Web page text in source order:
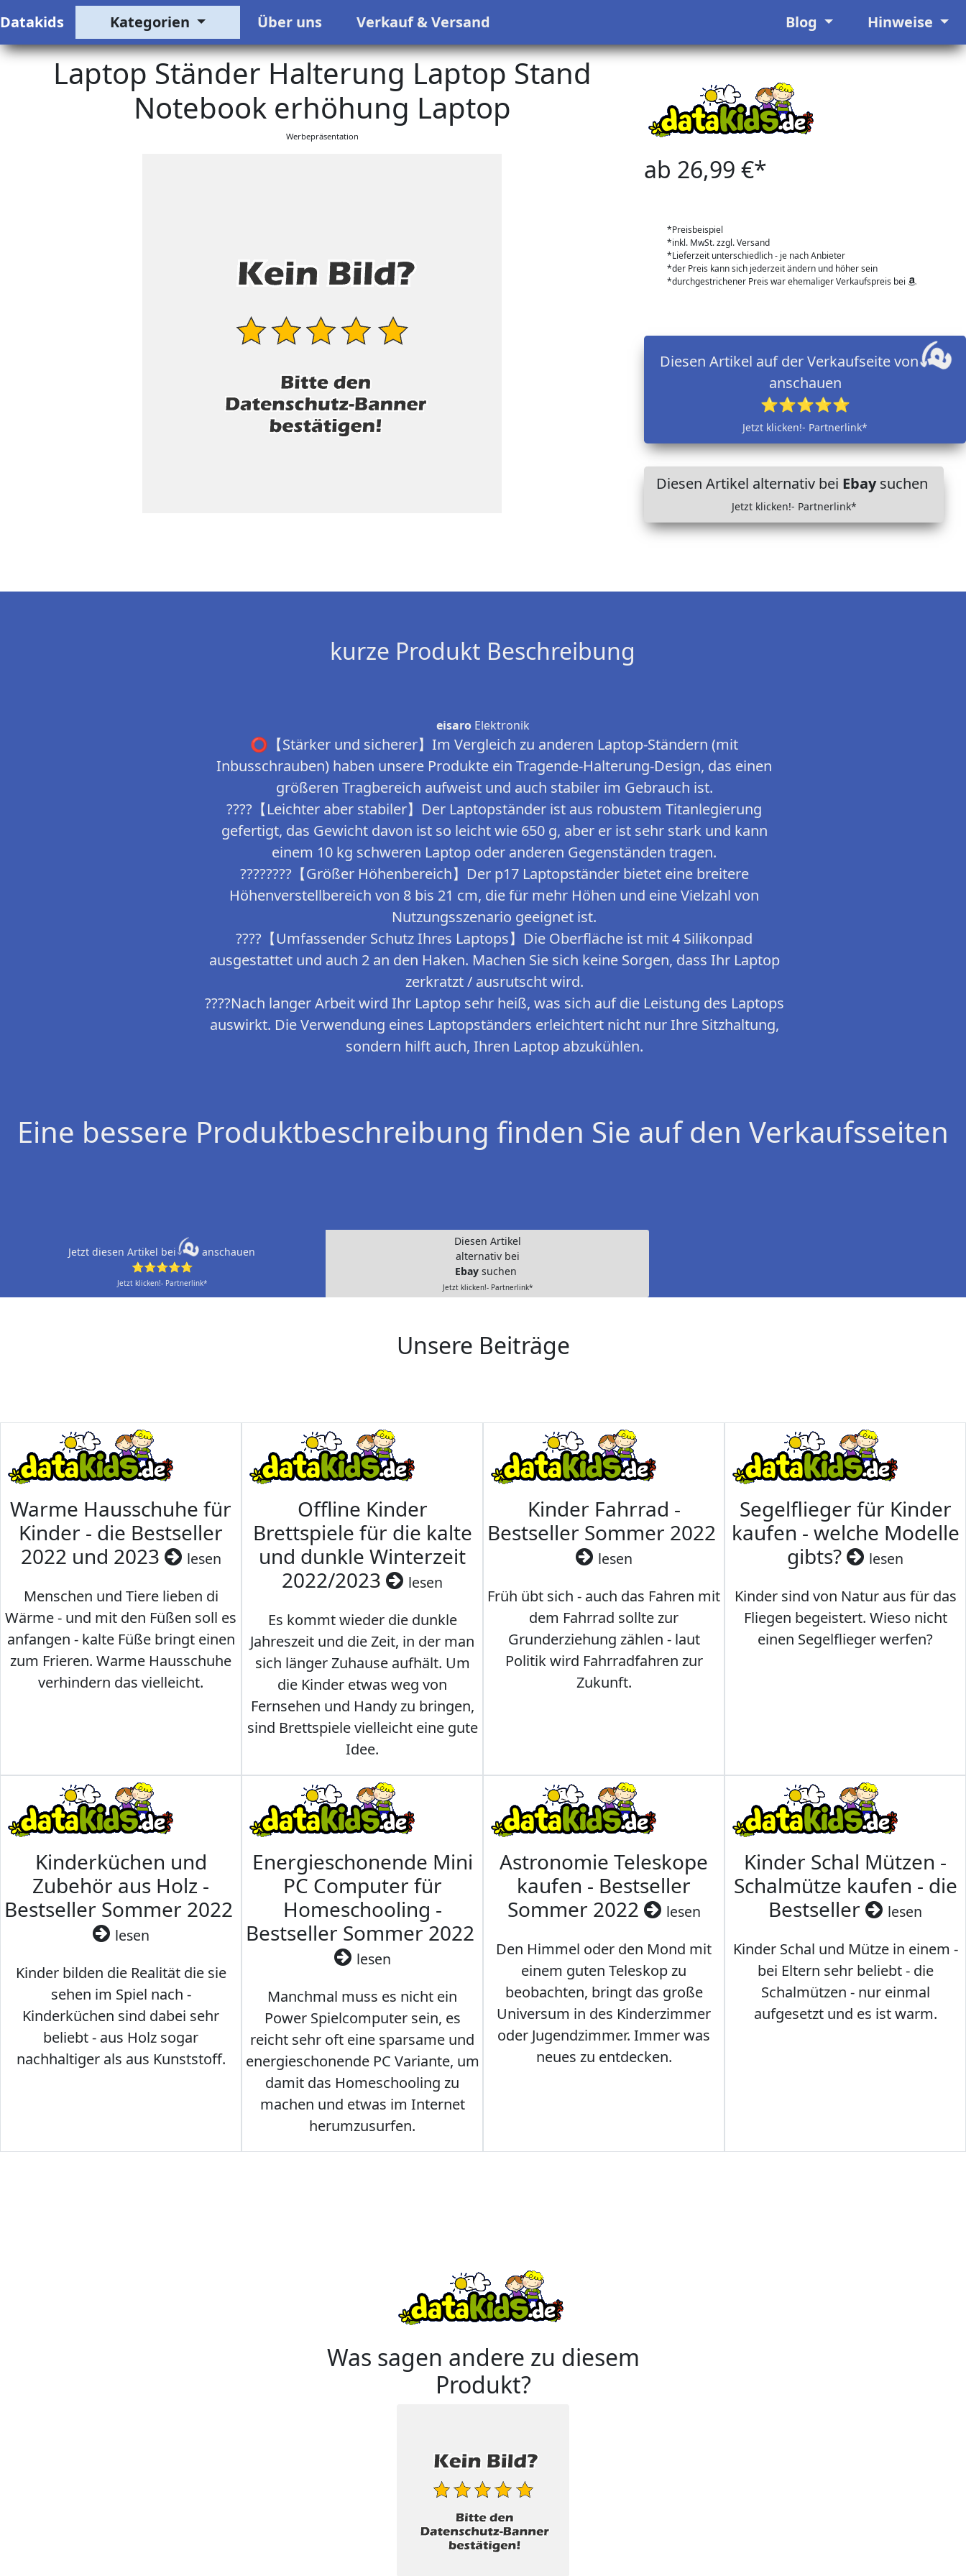
Datakids Kategorien Über uns Verkauf & Versand Blog Hinweise
Laptop Ständer Halterung Laptop Stand
Notebook erhöhung Laptop
Werbepräsentation
ab 26,99 €*
*Preisbeispiel
*inkl. MwSt. zzgl. Versand
*Lieferzeit unterschiedlich - je nach Anbieter
*der Preis kann sich jederzeit ändern und höher sein
*durchgestrichener Preis war ehemaliger Verkaufspreis bei
Diesen Artikel auf der Verkaufseite von
anschauen
⭐⭐⭐⭐⭐
Jetzt klicken!- Partnerlink*
Diesen Artikel alternativ bei Ebaysuchen
Jetzt klicken!- Partnerlink*
kurze Produkt Beschreibung
eisaroElektronik
⭕【Stärker und sicherer】Im Vergleich zu anderen Laptop-Ständern (mit
Inbusschrauben) haben unsere Produkte ein Tragende-Halterung-Design, das einen
größeren Tragbereich aufweist und auch stabiler im Gebrauch ist.
????【Leichter aber stabiler】Der Laptopständer ist aus robustem Titanlegierung
gefertigt, das Gewicht davon ist so leicht wie 650 g, aber er ist sehr stark und kann
einem 10 kg schweren Laptop oder anderen Gegenständen tragen.
????‍????【Größer Höhenbereich】Der p17 Laptopständer bietet eine breitere
Höhenverstellbereich von 8 bis 21 cm, die für mehr Höhen und eine Vielzahl von
Nutzungsszenario geeignet ist.
????【Umfassender Schutz Ihres Laptops】Die Oberfläche ist mit 4 Silikonpad
ausgestattet und auch 2 an den Haken. Machen Sie sich keine Sorgen, dass Ihr Laptop
zerkratzt / ausrutscht wird.
????Nach langer Arbeit wird Ihr Laptop sehr heiß, was sich auf die Leistung des Laptops
auswirkt. Die Verwendung eines Laptopständers erleichtert nicht nur Ihre Sitzhaltung,
sondern hilft auch, Ihren Laptop abzukühlen.
Eine bessere Produktbeschreibung finden Sie auf den Verkaufsseiten
Jetzt diesen Artikel bei
anschauen
⭐⭐⭐⭐⭐
Jetzt klicken!- Partnerlink*
Diesen Artikel
alternativ bei
Ebay suchen
Jetzt klicken!- Partnerlink*
Unsere Beiträge
Warme Hausschuhe für
Kinder - die Bestseller
2022 und 2023
lesen
Menschen und Tiere lieben di
Wärme - und mit den Füßen soll es
anfangen - kalte Füße bringt einen
zum Frieren. Warme Hausschuhe
verhindern das vielleicht.
Offline Kinder
Brettspiele für die kalte
und dunkle Winterzeit
2022/2023
lesen
Es kommt wieder die dunkle
Jahreszeit und die Zeit, in der man
sich länger Zuhause aufhält. Um
die Kinder etwas weg von
Fernsehen und Handy zu bringen,
sind Brettspiele vielleicht eine gute
Idee.
Kinder Fahrrad -
Bestseller Sommer 2022
lesen
Früh übt sich - auch das Fahren mit
dem Fahrrad sollte zur
Grunderziehung zählen - laut
Politik wird Fahrradfahren zur
Zukunft.
Segelflieger für Kinder
kaufen - welche Modelle
gibts?
lesen
Kinder sind von Natur aus für das
Fliegen begeistert. Wieso nicht
einen Segelflieger werfen?
Kinderküchen und
Zubehör aus Holz -
Bestseller Sommer 2022
lesen
Kinder bilden die Realität die sie
sehen im Spiel nach -
Kinderküchen sind dabei sehr
beliebt - aus Holz sogar
nachhaltiger als aus Kunststoff.
Energieschonende Mini
PC Computer für
Homeschooling -
Bestseller Sommer 2022
lesen
Manchmal muss es nicht ein
Power Spielcomputer sein, es
reicht sehr oft eine sparsame und
energieschonende PC Variante, um
damit das Homeschooling zu
machen und etwas im Internet
herumzusurfen.
Astronomie Teleskope
kaufen - Bestseller
Sommer 2022
lesen
Den Himmel oder den Mond mit
einem guten Teleskop zu
beobachten, bringt das große
Universum in des Kinderzimmer
oder Jugendzimmer. Immer was
neues zu entdecken.
Kinder Schal Mützen -
Schalmütze kaufen - die
Bestseller
lesen
Kinder Schal und Mütze in einem -
bei Eltern sehr beliebt - die
Schalmützen - nur einmal
aufgesetzt und es ist warm.
Was sagen andere zu diesem
Produkt?